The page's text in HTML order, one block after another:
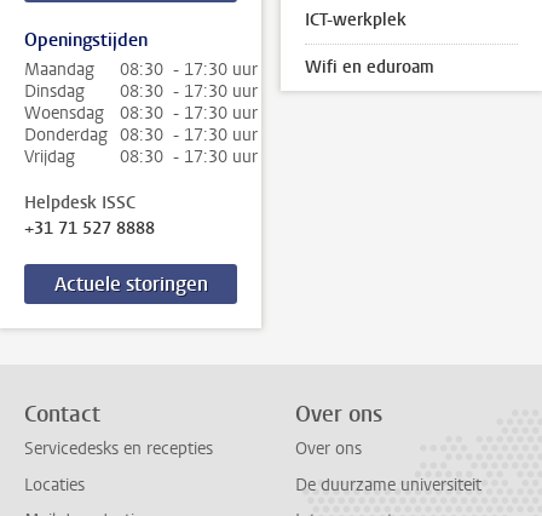
Openingstijden
Maandag
08:30 - 17:30 uur
Dinsdag
08:30 - 17:30 uur
Woensdag
08:30 - 17:30 uur
Donderdag 08:30 - 17:30 uur
Vrijdag
08:30 - 17:30 uur
Helpdesk ISSC
+31 71 527 8888
Actuele storingen
ICT-werkplek
Wifi en eduroam
Contact
Servicedesks en recepties
Locaties
Over ons
Over ons
De duurzame universiteit